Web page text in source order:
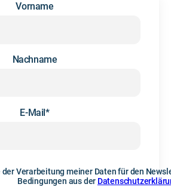
Vorname
Nachname
E-Mail*
der Verarbeitung meiner Daten für den
Bedingungen aus der